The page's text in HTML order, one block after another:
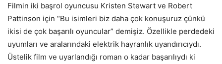
Filmin iki başrol oyuncusu Kristen Stewart ve Robert
Pattinson için “Bu isimleri biz daha çok konuşuruz çünkü
ikisi de çok başarılı oyuncular” demişiz. Özellikle perdedeki
uyumları ve aralarındaki elektrik hayranlık uyandırıcıydı.
Üstelik film ve uyarlandığı roman o kadar başarılıydı ki